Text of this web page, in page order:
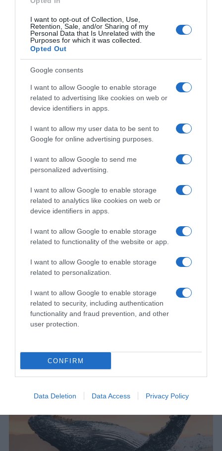
I want to opt-out of Collection, Use,
Retention, Sale, and/or Sharing of my
Personal Data that Is Unrelated with the
Purposes for which it was collected.
Opted Out
Google consents
I want to allow Google to enable storage
related to advertising like cookies on web or
device identifiers in apps.
I want to allow my user data to be sent to
Google for online advertising purposes.
I want to allow Google to send me
personalized advertising.
I want to allow Google to enable storage
related to analytics like cookies on web or
device identifiers in apps.
I want to allow Google to enable storage
related to functionality of the website or app.
I want to allow Google to enable storage
related to personalization.
I want to allow Google to enable storage
related to security, including authentication
functionality and fraud prevention, and other
user protection.
CONFIRM
Data Deletion Data Access Privacy Policy
Krumpir skuhajte u posoljenoj vodi dok ne omekša. Nakon
cijeđenja zgnječite ga i dodajte maslac, mlijeko, cheddar sir,
muškatni oraščić, sol i papar. Miješajte dok ne dobijete gust i
kremast pire.
malo prostora pri vrhu. Preko svake rasporedite sloj pire krumpira
i lagano ga oblikujte vilicom kako bi tokom pečenja dobio lijepu
teksturu. Paprike složite u posudu za pečenje, prekrijte
aluminijskom folijom i pecite 25 do 30 minuta. Nakon toga
uklonite foliju, pospite mozzarellom i parmezanom te vratite u
pećnicu na još 10 do 15 minuta, dok sir ne postane zlatno-smeđ i
minuta kako bi se svi okusi dodatno povezali.
Punjene paprike s krumpirom savršen su primjer kako
od jednostavnih i lako dostupnih sastojaka možete pripremiti
bogat i ukusan obrok koji će zadovoljiti i najzahtjevnija nepca.
kombinaciju kojoj je teško odoljeti već nakon prvog zalogaja.
Osim što su izuzetno ukusne, ove paprike mogu se pripremiti
unaprijed i ispeći kada vam zatrebaju, što ih čini odličnim izborom
kompletan i hranjiv obrok koji će sigurno postati jedan od
omiljenih recepata u vašoj kuhinji.
Video pogledaj klikom na link: https://www.youtube.com/watch?